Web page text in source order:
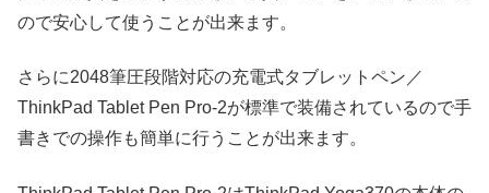
ので安心して使うことが出来ます。
さらに2048筆圧段階対応の充電式タブレットペン／
ThinkPad Tablet Pen Pro-2が標準で装備されているので手
書きでの操作も簡単に行うことが出来ます。